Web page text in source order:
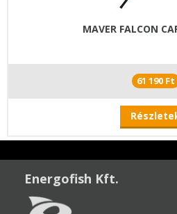
MAVER FALCON
61 190 Ft
Energofish Kft.